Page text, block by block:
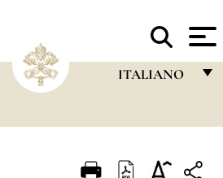
ITALIANO
ITALIANO